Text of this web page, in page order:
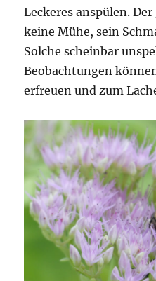
Leckeres anspülen.
keine Mühe, sein
Solche scheinbar
Beobachtungen
erfreuen und zum